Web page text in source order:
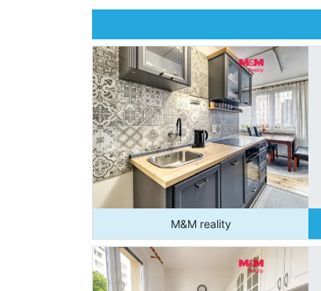
M&M reality